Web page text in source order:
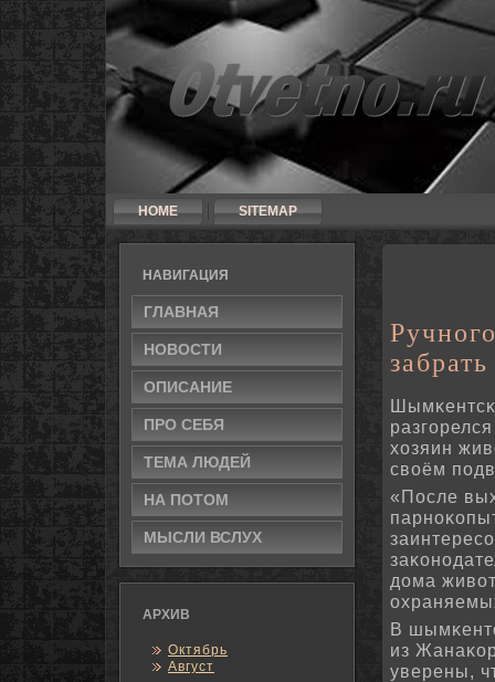
HOME SITEMAP
НАВИГАЦИЯ
ГЛАВНАЯ
НОВΟСТИ
ОПИСАНИЕ
ПРΟ СЕБЯ
ТЕМА ЛЮДЕЙ
НА ПОТΟМ
МЫСЛИ ВСЛУХ
АРХИВ
Октябрь
Август
хозяин
своём
«После
дома
В
из
уверены,